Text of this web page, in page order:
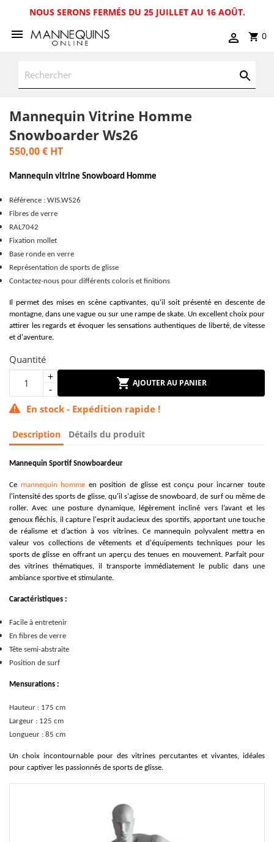
NOUS SERONS FERMÉS DU 25 JUILLET AU 16 AOÛT.
0
Mannequin Vitrine Homme
Snowboarder Ws26
550,00 € HT
Mannequin vitrine Snowboard Homme
Référence : WIS.WS26
Fibres de verre
RAL7042
Fixation mollet
Base ronde en verre
Représentation de sports de glisse
Contactez-nous pour différents coloris et finitions
Il permet des mises en scène captivantes, qu'il soit présenté en descente de
montagne, dans une vague ou sur une rampe de skate. Un excellent choix pour
attirer les regards et évoquer les sensations authentiques de liberté, de vitesse
et d'aventure.
Quantité
AJOUTER AU PANIER
En stock - Expédition rapide !
Description Détails du produit
Mannequin Sportif Snowboardeur
Ce mannequin homme en position de glisse est conçu pour incarner toute
l'intensité des sports de glisse, qu'il s'agisse de snowboard, de surf ou même de
roller. Avec une posture dynamique, légèrement incliné vers l’avant et les
genoux fléchis, il capture l'esprit audacieux des sportifs, apportant une touche
de réalisme et d’action à vos vitrines. Ce mannequin polyvalent mettra en
valeur vos collections de vêtements et d'équipements techniques pour les
sports de glisse en offrant un aperçu des tenues en mouvement. Parfait pour
des vitrines thématiques, il transporte immédiatement le public dans une
ambiance sportive et stimulante.
Caractéristiques :
Facile à entretenir
En fibres de verre
Tête semi-abstraite
Position de surf
Mensurations :
Hauteur : 175 cm
Largeur : 125 cm
Longueur : 85 cm
Un choix incontournable pour des vitrines percutantes et vivantes, idéales
pour captiver les passionnés de sports de glisse.